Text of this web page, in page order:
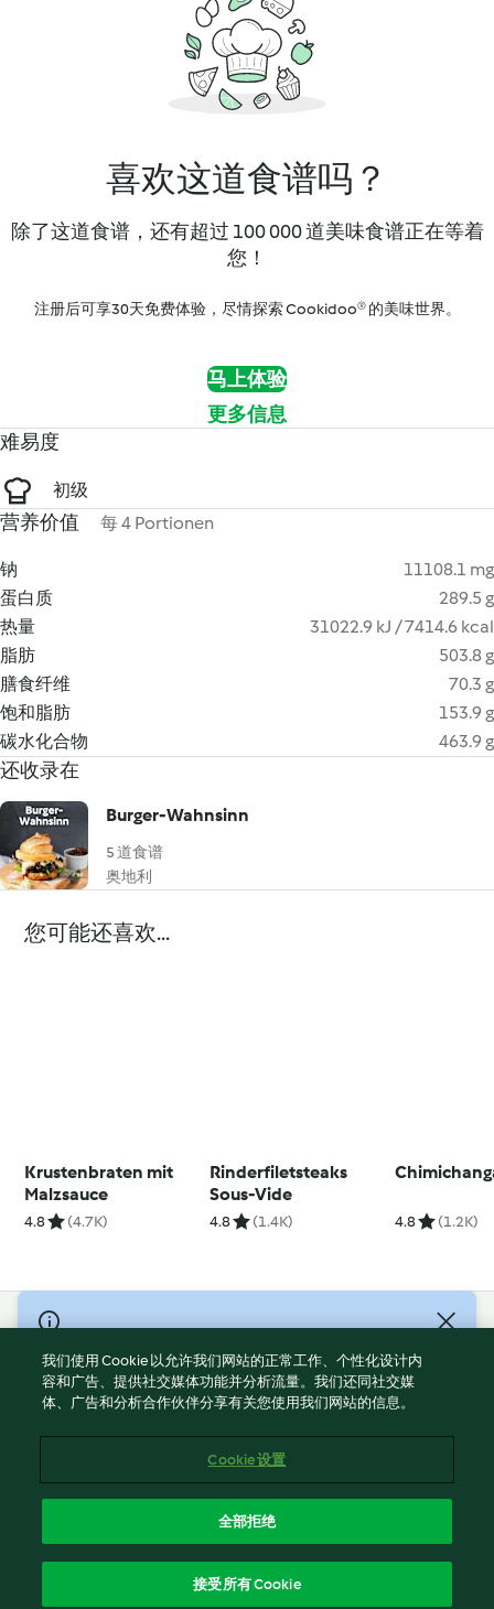
喜欢这道食谱吗？
除了这道食谱，还有超过 100 000 道美味食谱正在等着
您！
注册后可享30天免费体验，尽情探索 Cookidoo® 的美味世界。
马上体验
更多信息
难易度
初级
营养价值 每 4 Portionen
钠
11108.1 mg
蛋白质
289.5 g
热量
31022.9 kJ / 7414.6 kcal
脂肪
503.8 g
膳食纤维
70.3 g
饱和脂肪
153.9 g
碳水化合物
463.9 g
还收录在
Burger-Wahnsinn
5 道食谱
奥地利
您可能还喜欢...
Krustenbraten mit
Malzsauce
4.8 (4.7K)
Rinderfiletsteaks
Sous-Vide
4.8 (1.4K) 4.8 (1.2K)
© Copyright 2021-2023 福维克信息科技(上海)有限公司 版权所有
2026
使用规定
Cookies
ICP许可证号：沪通信管自贸[2026]3号
我们使用 Cookie 以允许我们网站的正常工作、个性化设计内
容和广告、提供社交媒体功能并分析流量。我们还同社交媒
体、广告和分析合作伙伴分享有关您使用我们网站的信息。
Cookie 设置
全部拒绝
接受所有 Cookie